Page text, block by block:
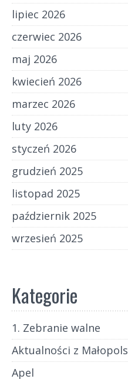
lipiec 2026
czerwiec 2026
maj 2026
kwiecień 2026
marzec 2026
luty 2026
styczeń 2026
grudzień 2025
listopad 2025
październik 2025
wrzesień 2025
Kategorie
1. Zebranie walne
Aktualności z
Apel